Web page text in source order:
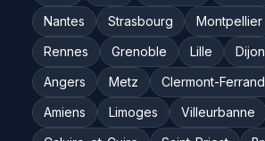
Nantes
Strasbourg Montpellier
Rennes
Grenoble Lille Dijon
Angers
Metz Clermont-Ferrand
Amiens
Limoges Villeurbanne